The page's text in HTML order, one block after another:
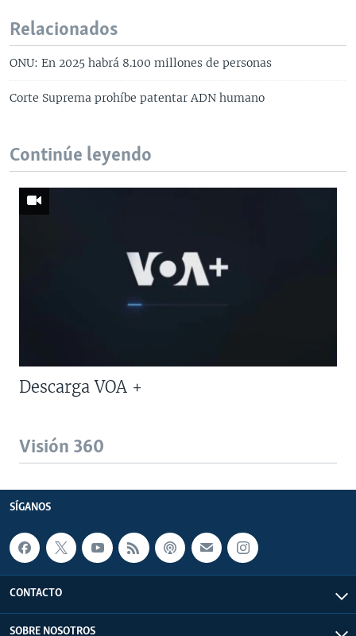
Relacionados
ONU: En 2025 habrá 8.100 millones de personas
Corte Suprema prohíbe patentar ADN humano
Continúe leyendo
Descarga VOA +
Visión 360
SÍGANOS
CONTACTO
SOBRE NOSOTROS